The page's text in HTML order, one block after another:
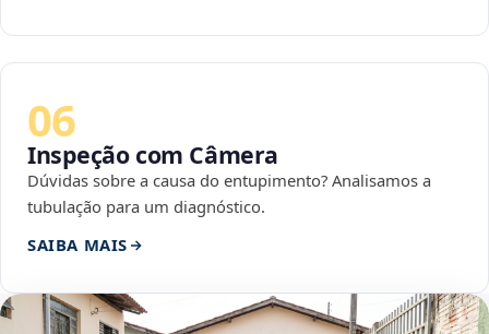
06
Inspeção com Câmera
Dúvidas sobre a causa do entupimento? Analisamos a
tubulação para um diagnóstico.
SAIBA MAIS